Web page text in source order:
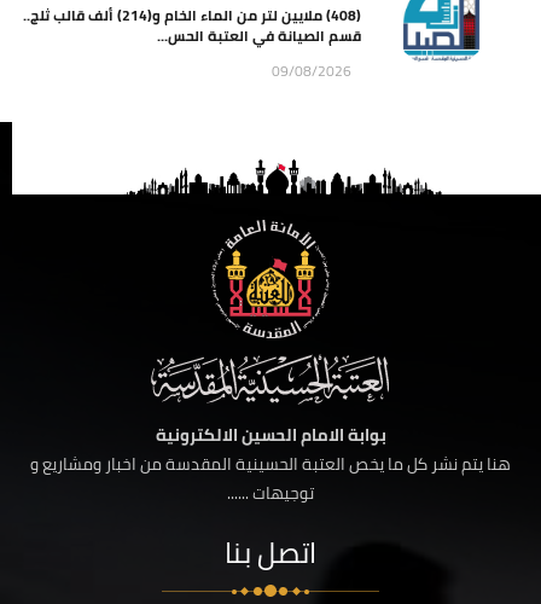
(408) ملايين لتر من الماء الخام و(214) ألف قالب ثلج..
قسم الصيانة في العتبة الحس...
09/08/2026
بوابة الامام الحسين الالكترونية
هنا يتم نشر كل ما يخص العتبة الحسينية المقدسة من اخبار ومشاريع و
توجيهات ......
اتصل بنا